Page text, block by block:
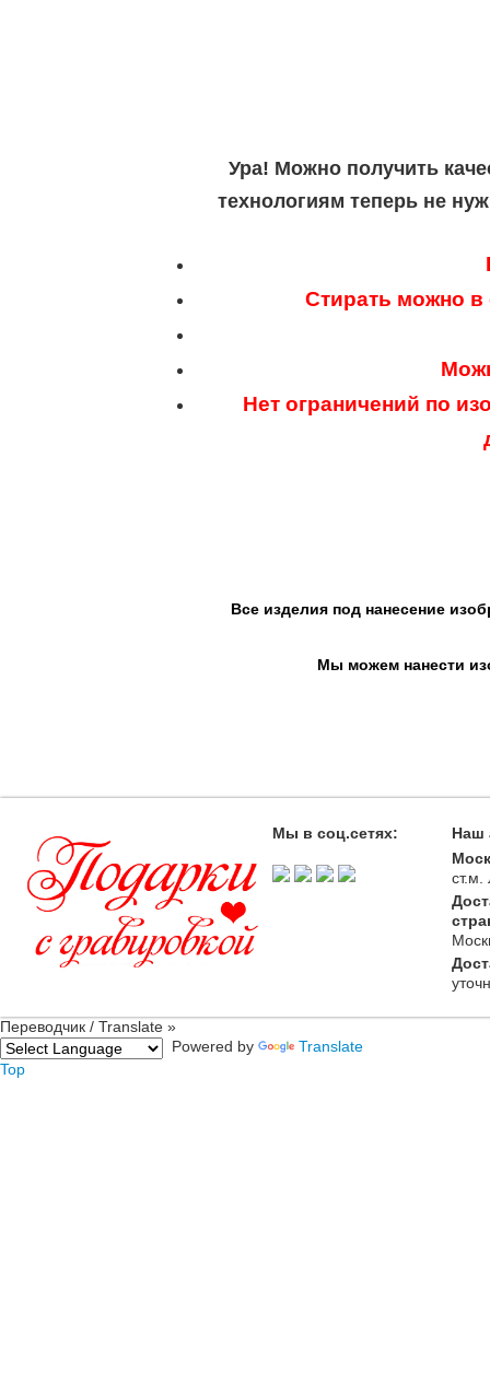
Ура! Можно получить
технологиям теперь не
Стирать можно в
Нет ограничений по
Все изделия под нанесение
Мы можем нанести
Мы в соц.сетях:
Наш
ст.м.
Переводчик / Translate »
Powered by
Translate
Top